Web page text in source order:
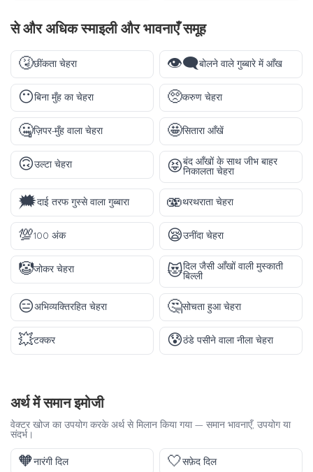
से और अधिकस्माइली और भावनाएँसमूह
🤧छींकता चेहरा 👁️‍🗨️बोलने वाले गुब्बारे में आँख
😶बिना मुँह का चेहरा 🥺करुण चेहरा
🤐ज़िपर-मुँह वाला चेहरा 🤩सितारा आँखें
🙃उल्टा चेहरा 😝बंद आँखों के साथ जीभ बाहर
निकालता चेहरा
🗯️दाई तरफ गुस्से वाला गुब्बारा 🫨थरथराता चेहरा
💯100 अंक 😪उनींदा चेहरा
🤡जोकर चेहरा 😻दिल जैसी आँखों वाली मुस्काती
बिल्ली
😑अभिव्यक्तिरहित चेहरा 🤔सोचता हुआ चेहरा
💥टक्कर 😰ठंडे पसीने वाला नीला चेहरा
अर्थ में समान इमोजी
वेक्टर खोज का उपयोग करके अर्थ से मिलान किया गया — समान भावनाएँ, उपयोग या
संदर्भ।
🧡नारंगी दिल 🤍सफ़ेद दिल